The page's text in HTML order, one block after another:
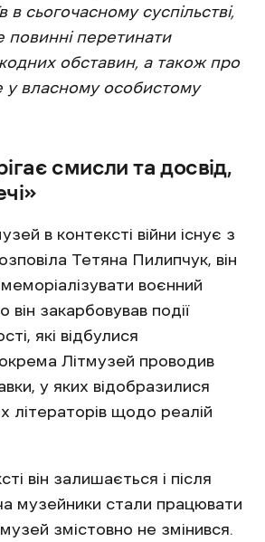
в сьогочасному суспільстві,
повинні перетинати
обставин, а також про
у власному особистому
смисли та досвід,
в контексті війни існує з
Тетяна Пилипчук, він
воєнний
він закарбовував події
які відбулися
Літмузей проводив
у яких відобразилися
літераторів щодо реалій
він залишається і після
музейники стали працювати
змістовно не змінився.